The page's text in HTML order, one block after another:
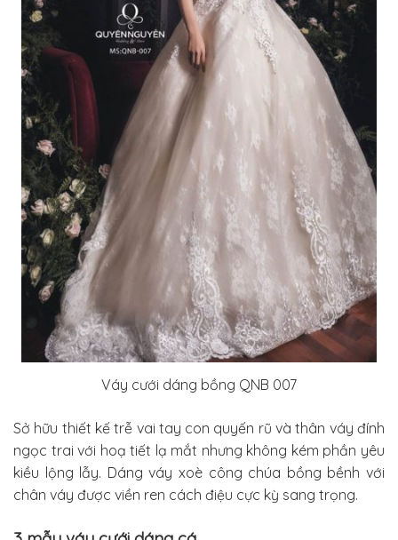
Váy cưới dáng bồng QNB 007
Sở hữu thiết kế trễ vai tay con quyến rũ và thân váy đính
ngọc trai với hoạ tiết lạ mắt nhưng không kém phần yêu
kiều lộng lẫy. Dáng váy xoè công chúa bồng bềnh với
chân váy được viền ren cách điệu cực kỳ sang trọng.